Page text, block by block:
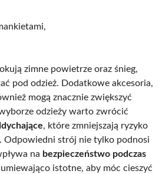
zimne powietrze oraz śnieg,
pod odzież. Dodatkowe akcesoria,
mogą znacznie zwiększyć
odzieży warto zwrócić
, które zmniejszają ryzyko
Odpowiedni strój nie tylko podnosi
na bezpieczeństwo podczas
istotne, aby móc cieszyć